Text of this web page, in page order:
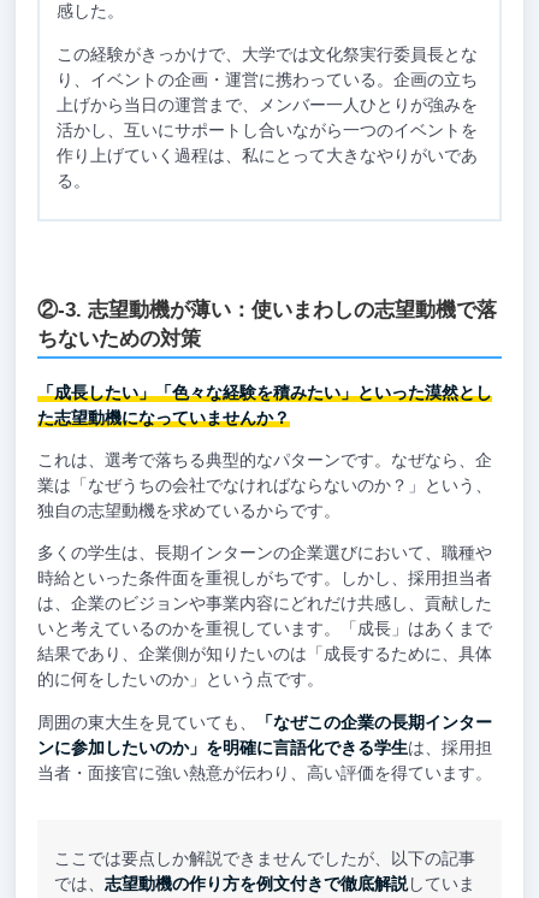
感した。
この経験がきっかけで、大学では文化祭実行委員長とな
り、イベントの企画・運営に携わっている。企画の立ち
上げから当日の運営まで、メンバー一人ひとりが強みを
活かし、互いにサポートし合いながら一つのイベントを
作り上げていく過程は、私にとって大きなやりがいであ
る。
②-3. 志望動機が薄い：使いまわしの志望動機で落
ちないための対策
「成長したい」「色々な経験を積みたい」といった漠然とし
た志望動機になっていませんか？
これは、選考で落ちる典型的なパターンです。なぜなら、企
業は「なぜうちの会社でなければならないのか？」という、
独自の志望動機を求めているからです。
多くの学生は、長期インターンの企業選びにおいて、職種や
時給といった条件面を重視しがちです。しかし、採用担当者
は、企業のビジョンや事業内容にどれだけ共感し、貢献した
いと考えているのかを重視しています。「成長」はあくまで
結果であり、企業側が知りたいのは「成長するために、具体
的に何をしたいのか」という点です。
周囲の東大生を見ていても、
「なぜこの企業の長期インター
ンに参加したいのか」を明確に言語化できる学生は、採用担
当者・面接官に強い熱意が伝わり、高い評価を得ています。
ここでは要点しか解説できませんでしたが、以下の記事
では、志望動機の作り方を例文付きで徹底解説していま